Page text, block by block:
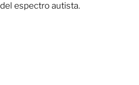
del espectro autista.